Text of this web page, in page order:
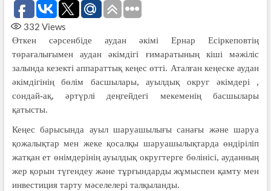
332 Views
Өткен сәрсенбіде аудан әкімі Ернар Есіркеповтің
төрағалығымен аудан әкімдігі ғимаратының кіші мәжіліс
залында кезекті аппараттық кеңес өтті. Аталған кеңеске аудан
әкімдігінің бөлім басшылары, ауылдық округ әкімдері ,
сондай-ақ, әртүрлі деңгейдегі мекеменің басшылары
қатысты.
Кеңес барысында ауыл шаруашылығы санағы және шаруа
қожалықтар мен жеке қосалқы шаруашылықтарда өндіріліп
жатқан ет өнімдерінің ауылдық округтерге бөлінісі, ауданның
жер қорын түгендеу және тұрғындарды жұмыспен қамту мен
инвестиция тарту мәселелері талқыланды.